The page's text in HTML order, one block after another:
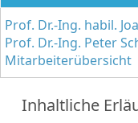
Prof. Dr.-Ing. habil.
Prof. Dr.-Ing. Peter
Mitarbeiterübersicht
Inhaltliche